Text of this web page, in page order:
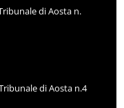
di Aosta n.
di Aosta n.4